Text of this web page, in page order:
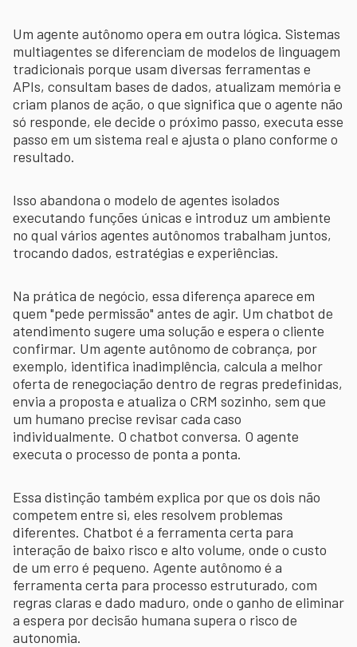
Um agente autônomo opera em outra lógica. Sistemas
multiagentes se diferenciam de modelos de linguagem
tradicionais porque usam diversas ferramentas e
APIs, consultam bases de dados, atualizam memória e
criam planos de ação, o que significa que o agente não
só responde, ele decide o próximo passo, executa esse
passo em um sistema real e ajusta o plano conforme o
resultado.
Isso abandona o modelo de agentes isolados
executando funções únicas e introduz um ambiente
no qual vários agentes autônomos trabalham juntos,
trocando dados, estratégias e experiências.
Na prática de negócio, essa diferença aparece em
quem "pede permissão" antes de agir. Um chatbot de
atendimento sugere uma solução e espera o cliente
confirmar. Um agente autônomo de cobrança, por
exemplo, identifica inadimplência, calcula a melhor
oferta de renegociação dentro de regras predefinidas,
envia a proposta e atualiza o CRM sozinho, sem que
um humano precise revisar cada caso
individualmente. O chatbot conversa. O agente
executa o processo de ponta a ponta.
Essa distinção também explica por que os dois não
competem entre si, eles resolvem problemas
diferentes. Chatbot é a ferramenta certa para
interação de baixo risco e alto volume, onde o custo
de um erro é pequeno. Agente autônomo é a
ferramenta certa para processo estruturado, com
regras claras e dado maduro, onde o ganho de eliminar
a espera por decisão humana supera o risco de
autonomia.